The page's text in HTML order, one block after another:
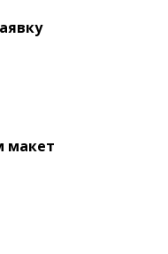
макет